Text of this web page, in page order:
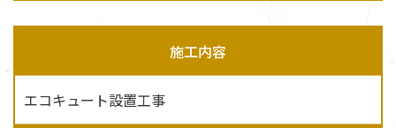
施工内容
エコキュート設置工事